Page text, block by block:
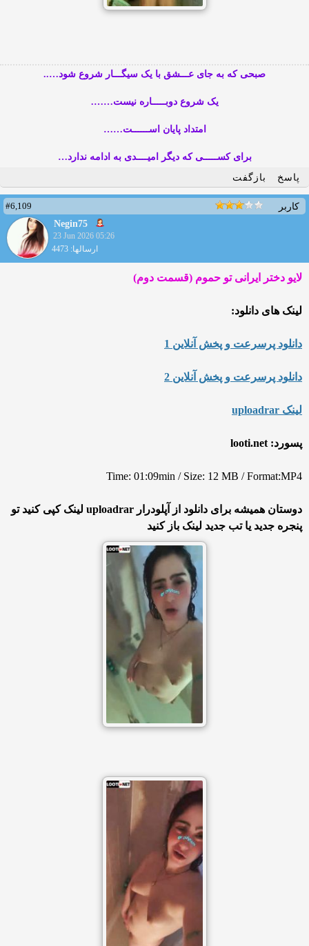
صبحی که به جای عـــشق با یک سیگـــار شروع شود…..
یک شروع دوبـــــاره نیست…….
امتداد پایان اســــــت……
برای کســـــی که دیگر امیــــدی به ادامه ندارد…
پاسخ
بازگفت
کاربر
#6,109
Negin75
23 Jun 2026 05:26
ارسالها: 4473
لایو دختر ایرانی تو حموم (قسمت دوم)
لینک های دانلود:
دانلود پرسرعت و پخش آنلاین 1
دانلود پرسرعت و پخش آنلاین 2
لینک uploadrar
پسورد: looti.net
Time: 01:09min / Size: 12 MB / Format:MP4
دوستان همیشه برای دانلود از آپلودرار uploadrar لینک کپی کنید تو
پنجره جدید یا تب جدید لینک باز کنید